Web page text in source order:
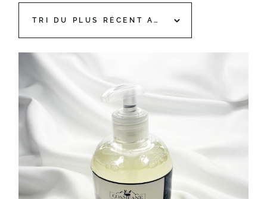
TRI DU PLUS RÉCENT AU PLUS ANCIEN